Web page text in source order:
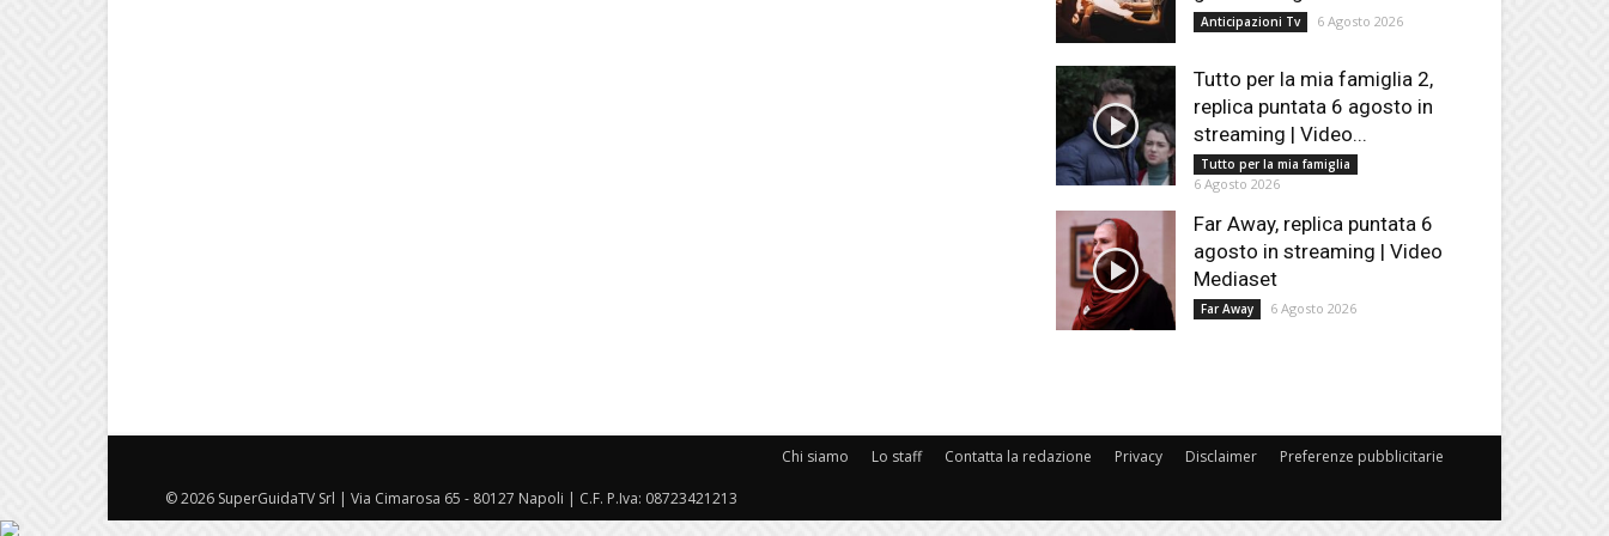
Anticipazioni Tv 6 Agosto 2026
Tutto per la mia famiglia 2,
replica puntata 6 agosto in
streaming | Video...
Tutto per la mia famiglia
6 Agosto 2026
Far Away, replica puntata 6
agosto in streaming | Video
Mediaset
Far Away 6 Agosto 2026
Chi siamo Lo staff Contatta la redazione Privacy Disclaimer Preferenze pubblicitarie
© 2026 SuperGuidaTV Srl | Via Cimarosa 65 - 80127 Napoli | C.F. P.Iva: 08723421213